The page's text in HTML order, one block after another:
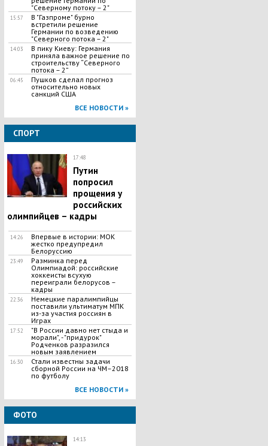
"Северному потоку – 2"
15:57
В "Газпроме" бурно
встретили решение
Германии по возведению
"Северного потока – 2"
14:03
В пику Киеву: Германия
приняла важное решение по
строительству “Северного
потока – 2”
06:45
Пушков сделал прогноз
относительно новых
санкций США
ВСЕ НОВОСТИ »
СПОРТ
17:48
Путин
попросил
прощения у
российских
олимпийцев – кадры
14:26
Впервые в истории: МОК
жестко предупредил
Белоруссию
23:49
Разминка перед
Олимпиадой: российские
хоккеисты всухую
переиграли белорусов –
кадры
22:36
Немецкие паралимпийцы
поставили ультиматум МПК
из-за участия россиян в
Играх
17:52
"В России давно нет стыда и
морали", - "придурок"
Родченков разразился
новым заявлением
16:30
Стали известны задачи
сборной России на ЧМ–2018
по футболу
ВСЕ НОВОСТИ »
ФОТО
14:13